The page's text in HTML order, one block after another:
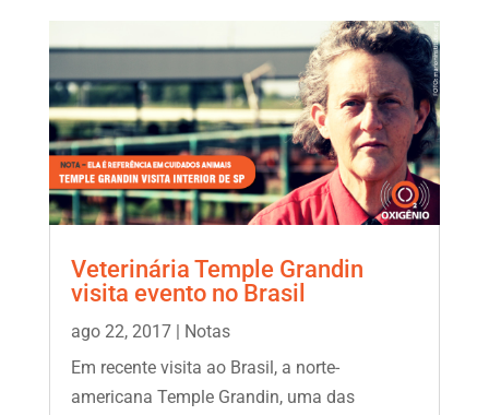
Veterinária Temple Grandin
visita evento no Brasil
ago 22, 2017|
Notas
Em recente visita ao Brasil, a norte-
americana Temple Grandin, uma das